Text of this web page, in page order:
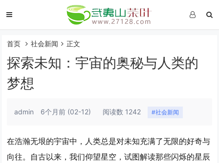
首页 社会新闻 正文
探索未知：宇宙的奥秘与人类的
梦想
admin 6个月前 (02-12) 阅读数 1242 #社会新闻
在浩瀚无垠的宇宙中，人类总是对未知充满了无限的好奇与
向往。自古以来，我们仰望星空，试图解读那些闪烁的星辰